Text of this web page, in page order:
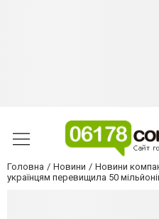
Головна Новини Новини
українцям перевищила 50